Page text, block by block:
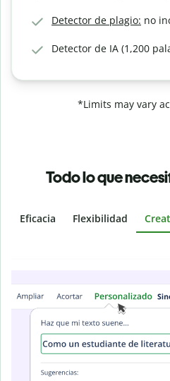
Detector de plagio: no
Detector de IA (1,200
*Limits may vary
Todo lo que
Eficacia Flexibilidad
Garantiza textos totalmente
plagio. Analiza tu trabajo en
omitidas en